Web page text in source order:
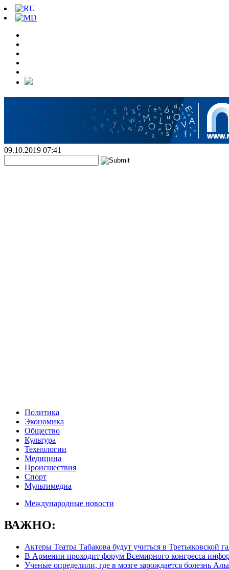
09.10.2019 07:41
Политика
Экономика
Общество
Культура
Технологии
Медицина
Происшествия
Спорт
Мультимедиа
Международные новости
ВАЖНО:
Актеры Театра Табакова будут учиться в Третьяковской
В Армении проходит форум Всемирного конгресса
Ученые определили, где в мозге зарождается болезнь